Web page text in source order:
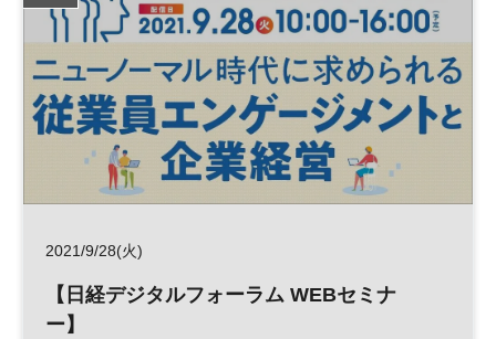
2021/9/28(火)
【日経デジタルフォーラム WEBセミナ
ー】